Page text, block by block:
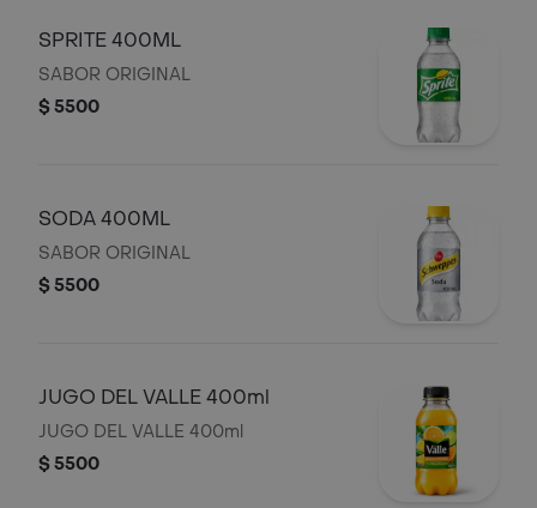
SPRITE 400ML
SABOR ORIGINAL
$ 5500
SODA 400ML
SABOR ORIGINAL
$ 5500
JUGO DEL VALLE 400ml
JUGO DEL VALLE 400ml
$ 5500